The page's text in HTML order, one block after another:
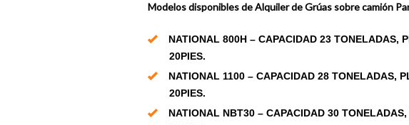
Modelos disponibles de Alquiler de Grúas sobre camión
NATIONAL 800H – CAPACIDAD 23 TONELADAS,
20PIES.
NATIONAL 1100 – CAPACIDAD 28 TONELADAS,
20PIES.
NATIONAL NBT30 – CAPACIDAD 30